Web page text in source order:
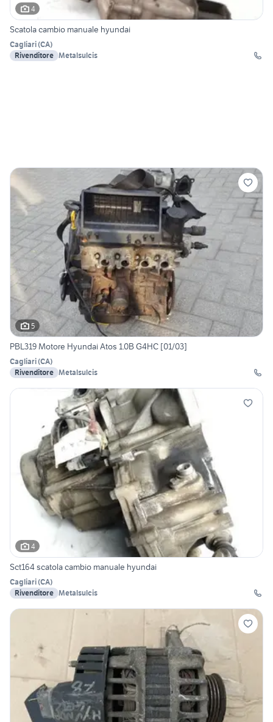
4
Scatola cambio manuale hyundai
Cagliari(CA)
Rivenditore Metalsulcis
5
PBL319 Motore Hyundai Atos 1.0B G4HC [01/03]
Cagliari(CA)
Rivenditore Metalsulcis
4
Sct164 scatola cambio manuale hyundai
Cagliari(CA)
Rivenditore Metalsulcis